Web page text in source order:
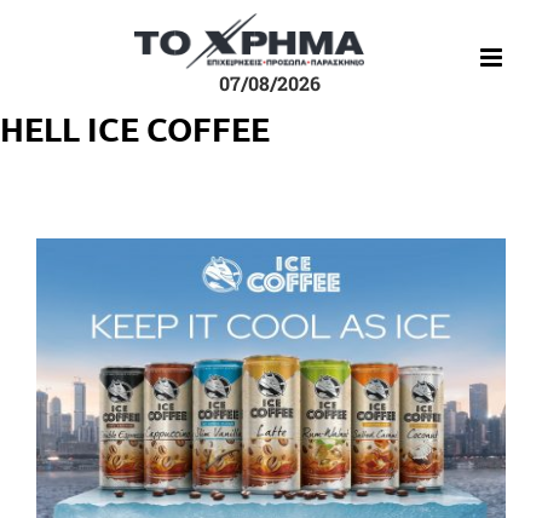
07/08/2026
HELL ICE COFFEE